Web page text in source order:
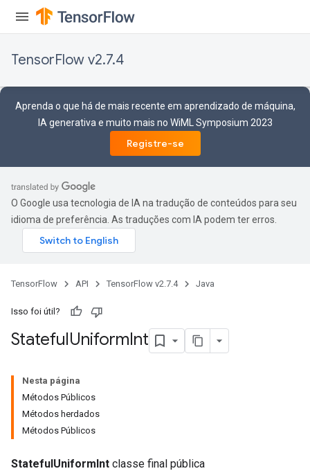
TensorFlow v2.7.4
Aprenda o que há de mais recente em aprendizado de máquina,
IA generativa e muito mais no WiML Symposium 2023
Registre-se
O Google usa tecnologia de IA na tradução de conteúdos para seu
idioma de preferência. As traduções com IA podem ter erros.
TensorFlow API TensorFlow v2.7.4 Java
Isso foi útil?
StatefulUniformInt
Nesta página
Métodos Públicos
Métodos herdados
Métodos Públicos
StatefulUniformInt classe final pública